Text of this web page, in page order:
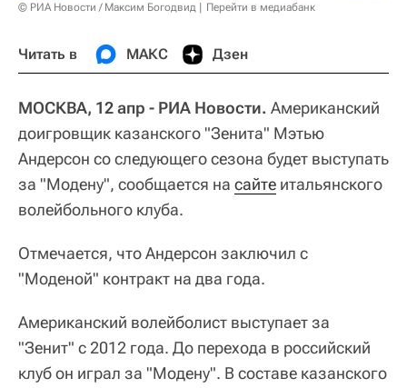
© РИА Новости / Максим Богодвид Перейти в медиабанк
Читать в МАКС Дзен
МОСКВА, 12 апр - РИА Новости. Американский
доигровщик казанского "Зенита" Мэтью
Андерсон со следующего сезона будет выступать
за "Модену", сообщается на сайте итальянского
волейбольного клуба.
Отмечается, что Андерсон заключил с
"Моденой" контракт на два года.
Американский волейболист выступает за
"Зенит" с 2012 года. До перехода в российский
клуб он играл за "Модену". В составе казанского